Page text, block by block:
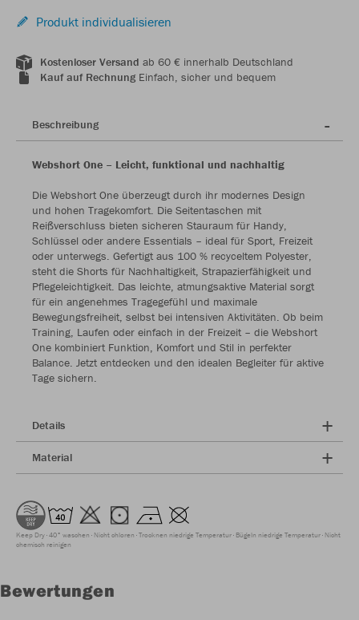
Produkt individualisieren
Kostenloser Versand ab 60 € innerhalb Deutschland
Kauf auf RechnungEinfach, sicher und bequem
Beschreibung
Webshort One – Leicht, funktional und nachhaltig
Die Webshort One überzeugt durch ihr modernes Design
und hohen Tragekomfort. Die Seitentaschen mit
Reißverschluss bieten sicheren Stauraum für Handy,
Schlüssel oder andere Essentials – ideal für Sport, Freizeit
oder unterwegs. Gefertigt aus 100 % recyceltem Polyester,
steht die Shorts für Nachhaltigkeit, Strapazierfähigkeit und
Pflegeleichtigkeit. Das leichte, atmungsaktive Material sorgt
für ein angenehmes Tragegefühl und maximale
Bewegungsfreiheit, selbst bei intensiven Aktivitäten. Ob beim
Training, Laufen oder einfach in der Freizeit – die Webshort
One kombiniert Funktion, Komfort und Stil in perfekter
Balance. Jetzt entdecken und den idealen Begleiter für aktive
Tage sichern.
Details
Material
Keep Dry 40° waschen Nicht chloren Trocknen niedrige Temperatur Bügeln niedrige Temperatur Nicht
chemisch reinigen
Bewertungen